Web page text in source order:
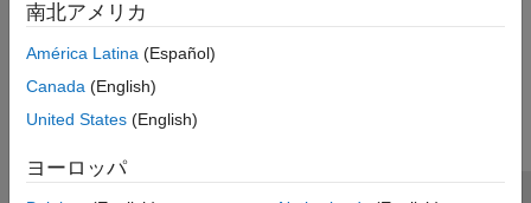
南北アメリカ
América Latina (Español)
Canada (English)
United States (English)
ヨーロッパ